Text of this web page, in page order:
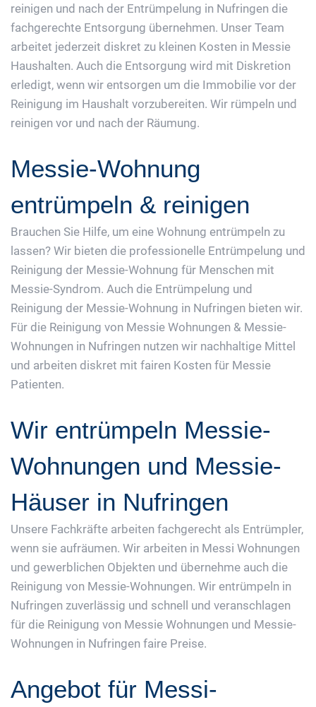
reinigen und nach der Entrümpelung in Nufringen die
fachgerechte Entsorgung übernehmen. Unser Team
arbeitet jederzeit diskret zu kleinen Kosten in Messie
Haushalten. Auch die Entsorgung wird mit Diskretion
erledigt, wenn wir entsorgen um die Immobilie vor der
Reinigung im Haushalt vorzubereiten. Wir rümpeln und
reinigen vor und nach der Räumung.
Messie-Wohnung
entrümpeln & reinigen
Brauchen Sie Hilfe, um eine Wohnung entrümpeln zu
lassen? Wir bieten die professionelle Entrümpelung und
Reinigung der Messie-Wohnung für Menschen mit
Messie-Syndrom. Auch die Entrümpelung und
Reinigung der Messie-Wohnung in Nufringen bieten wir.
Für die Reinigung von Messie Wohnungen & Messie-
Wohnungen in Nufringen nutzen wir nachhaltige Mittel
und arbeiten diskret mit fairen Kosten für Messie
Patienten.
Wir entrümpeln Messie-
Wohnungen und Messie-
Häuser in Nufringen
Unsere Fachkräfte arbeiten fachgerecht als Entrümpler,
wenn sie aufräumen. Wir arbeiten in Messi Wohnungen
und gewerblichen Objekten und übernehme auch die
Reinigung von Messie-Wohnungen. Wir entrümpeln in
Nufringen zuverlässig und schnell und veranschlagen
für die Reinigung von Messie Wohnungen und Messie-
Wohnungen in Nufringen faire Preise.
Angebot für Messi-